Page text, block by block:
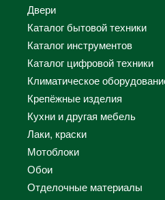
Двери
Каталог бытовой техники
Каталог инструментов
Каталог цифровой техники
Климатическое
Крепёжные изделия
Кухни и другая мебель
Лаки, краски
Мотоблоки
Обои
Отделочные материалы